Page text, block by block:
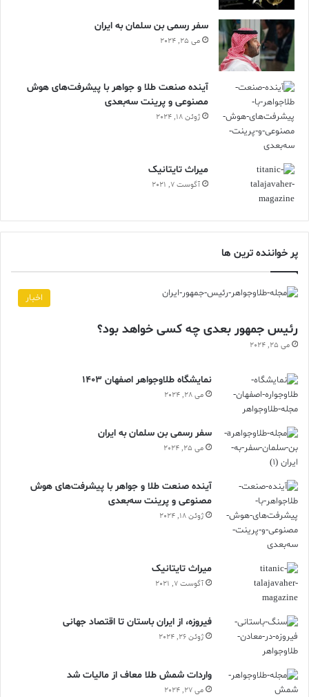
سفر رسمی بن سلمان به ایران
می 25, 2024
آینده صنعت طلا و جواهر با پیشرفت‌های هوش
مصنوعی و پرینت سه‌بعدی
ژوئن 18, 2024
ميراث تايتانيک
آگوست 7, 2021
پر خواننده ترین ها
اخبار
رئیس جمهور بعدی چه کسی خواهد بود؟
می 25, 2024
نمایشگاه طلاوجواهر اصفهان 1403
می 28, 2024
سفر رسمی بن سلمان به ایران
می 25, 2024
آینده صنعت طلا و جواهر با پیشرفت‌های هوش
مصنوعی و پرینت سه‌بعدی
ژوئن 18, 2024
ميراث تايتانيک
آگوست 7, 2021
فیروزه، از ایران باستان تا اقتصاد جهانی
ژوئن 26, 2024
واردات شمش طلا معاف از مالیات شد
می 27, 2024